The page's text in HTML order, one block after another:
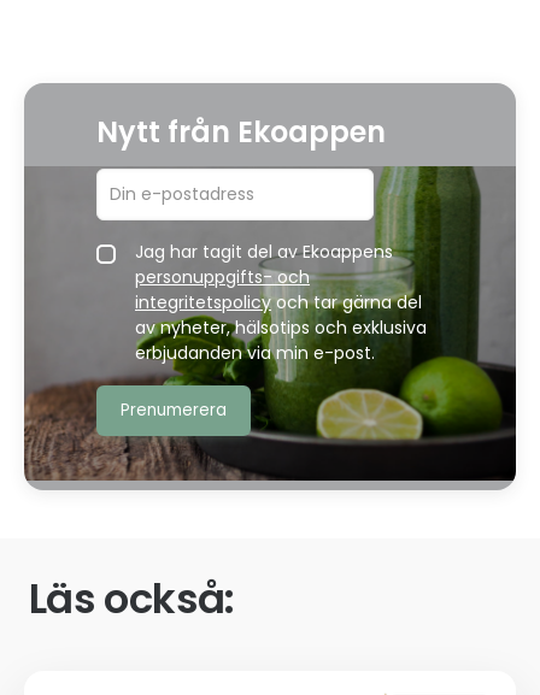
Nytt från Ekoappen
Jag har tagit del av Ekoappens
personuppgifts- och
integritetspolicyoch tar gärna del
av nyheter, hälsotips och exklusiva
erbjudanden via min e-post.
Läs också: